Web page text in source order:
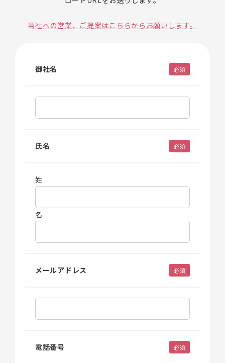
当社への営業、ご提案はこちらからお願いします。
御社名 必須
氏名 必須
姓
名
メールアドレス 必須
電話番号 必須